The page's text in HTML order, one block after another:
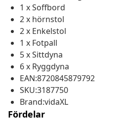
1 x Soffbord
2 x hörnstol
2 x Enkelstol
1 x Fotpall
5 x Sittdyna
6 x Ryggdyna
EAN:8720845879792
SKU:3187750
Brand:vidaXL
Fördelar